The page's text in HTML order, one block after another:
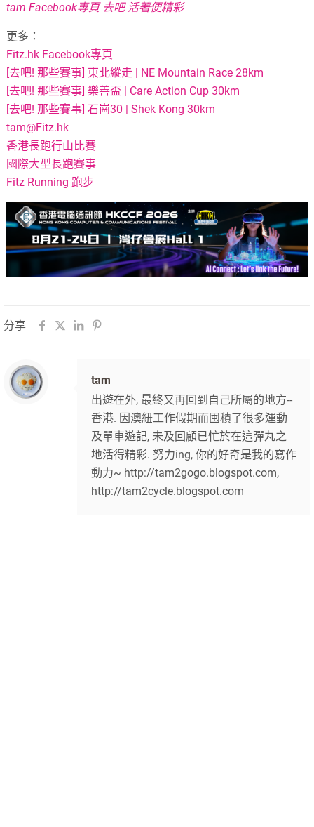
tam Facebook專頁 去吧 活著便精彩
更多：
Fitz.hk Facebook專頁
[去吧! 那些賽事] 東北縱走 | NE Mountain Race 28km
[去吧! 那些賽事] 樂善盃 | Care Action Cup 30km
[去吧! 那些賽事] 石崗30 | Shek Kong 30km
tam@Fitz.hk
香港長跑行山比賽
國際大型長跑賽事
Fitz Running 跑步
分享
tam
出遊在外, 最終又再回到自己所屬的地方--
香港. 因澳紐工作假期而囤積了很多運動
及單車遊記, 未及回顧已忙於在這彈丸之
地活得精彩. 努力ing, 你的好奇是我的寫作
動力~ http://tam2gogo.blogspot.com,
http://tam2cycle.blogspot.com